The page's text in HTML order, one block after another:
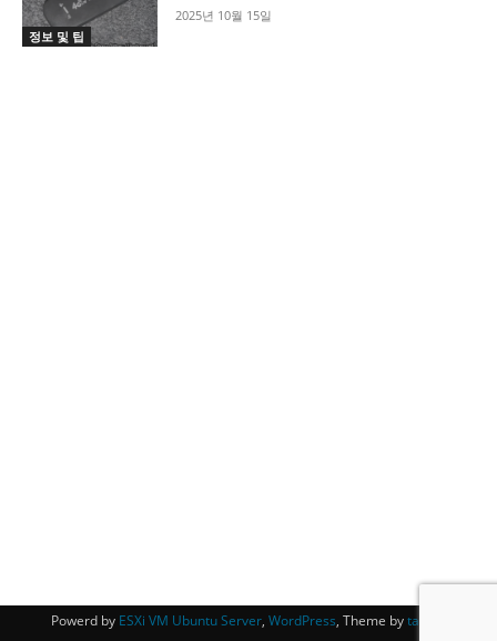
정보 및 팁
2025년 10월 15일
Powerd by ESXi VM Ubuntu Server, WordPress, Theme bytagDiv